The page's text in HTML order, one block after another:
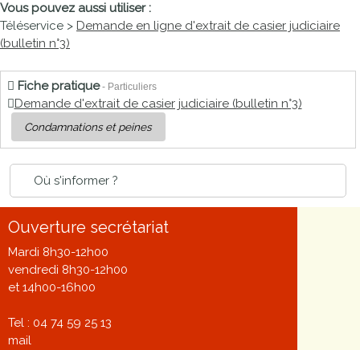
Vous pouvez aussi utiliser :
Téléservice > Demande en ligne d'extrait de casier judiciaire
(bulletin n°3)
Fiche pratique- Particuliers
Demande d'extrait de casier judiciaire (bulletin n°3)
Condamnations et peines
Où s'informer ?
Ouverture secrétariat
Mardi 8h30-12h00
vendredi 8h30-12h00
et 14h00-16h00
Tel : 04 74 59 25 13
mail